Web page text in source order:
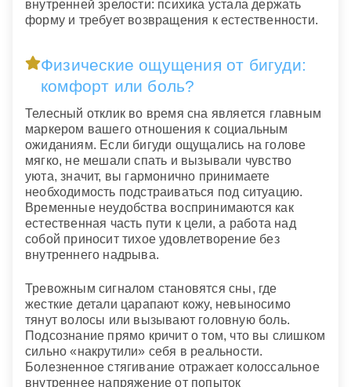
внутренней зрелости: психика устала держать
форму и требует возвращения к естественности.
Физические ощущения от бигуди:
комфорт или боль?
Телесный отклик во время сна является главным
маркером вашего отношения к социальным
ожиданиям. Если бигуди ощущались на голове
мягко, не мешали спать и вызывали чувство
уюта, значит, вы гармонично принимаете
необходимость подстраиваться под ситуацию.
Временные неудобства воспринимаются как
естественная часть пути к цели, а работа над
собой приносит тихое удовлетворение без
внутреннего надрыва.
Тревожным сигналом становятся сны, где
жесткие детали царапают кожу, невыносимо
тянут волосы или вызывают головную боль.
Подсознание прямо кричит о том, что вы слишком
сильно «накрутили» себя в реальности.
Болезненное стягивание отражает колоссальное
внутреннее напряжение от попыток